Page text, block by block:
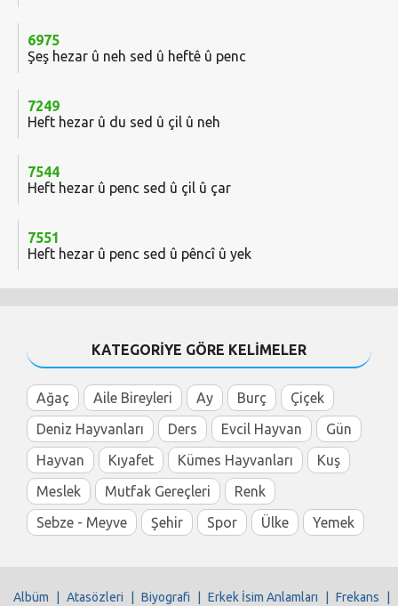
6975
Şeş hezar û neh sed û heftê û penc
7249
Heft hezar û du sed û çil û neh
7544
Heft hezar û penc sed û çil û çar
7551
Heft hezar û penc sed û pêncî û yek
KATEGORİYE GÖRE KELİMELER
Ağaç Aile Bireyleri Ay Burç
Çiçek
Deniz Hayvanları
Ders Evcil Hayvan
Gün
Hayvan
Kıyafet Kümes Hayvanları
Kuş
Meslek
Mutfak Gereçleri
Renk
Sebze - Meyve
Şehir Spor Ülke Yemek
Albüm Atasözleri Biyografi Erkek İsim Anlamları Frekans